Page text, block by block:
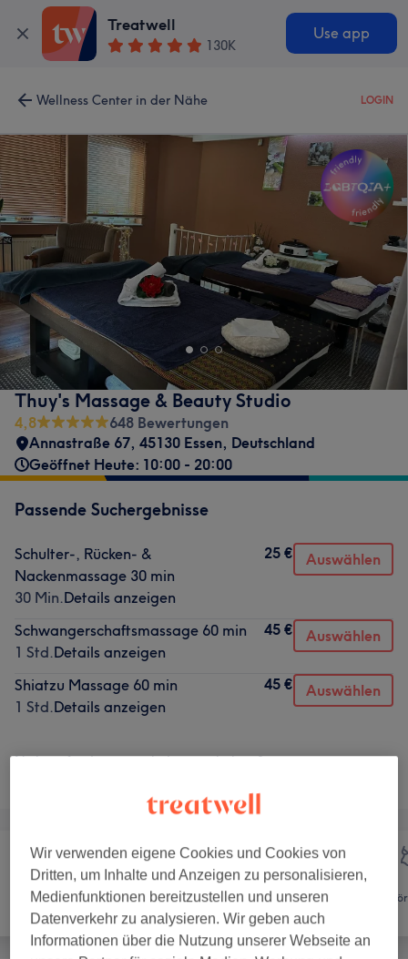
Treatwell
130K
Use app
Wellness Center in der Nähe LOGIN
Thuy's Massage & Beauty Studio
4,8
648 Bewertungen
Annastraße 67, 45130 Essen, Deutschland
Geöffnet Heute: 10:00 - 20:00
Passende Suchergebnisse
Schulter-, Rücken- &
Nackenmassage 30 min
30 Min.Details anzeigen
25 € Auswählen
Schwangerschaftsmassage 60 min
1 Std.Details anzeigen
45 € Auswählen
Shiatzu Massage 60 min
1 Std.Details anzeigen
45 € Auswählen
Nicht gefunden wonach du gesucht hast?
Nägel Massage
Wir verwenden eigene Cookies und Cookies von
Dritten, um Inhalte und Anzeigen zu personalisieren,
Medienfunktionen bereitzustellen und unseren
Datenverkehr zu analysieren. Wir geben auch
Informationen über die Nutzung unserer Webseite an